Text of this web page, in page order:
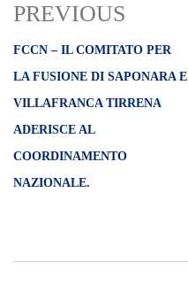
PREVIOUS
FCCN – IL COMITATO PER
LA FUSIONE DI SAPONARA E
VILLAFRANCA TIRRENA
ADERISCE AL
COORDINAMENTO
NAZIONALE.